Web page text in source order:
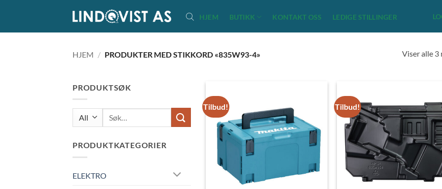
content
HJEM BUTIKK KONTAKT OSS LEDIGE STILLINGER
HJEM / PRODUKTER MED STIKKORD «835W93-4» Viser alle
PRODUKTSØK
Søk
etter:
PRODUKTKATEGORIER
ELEKTRO
Tilbud! Tilbud!